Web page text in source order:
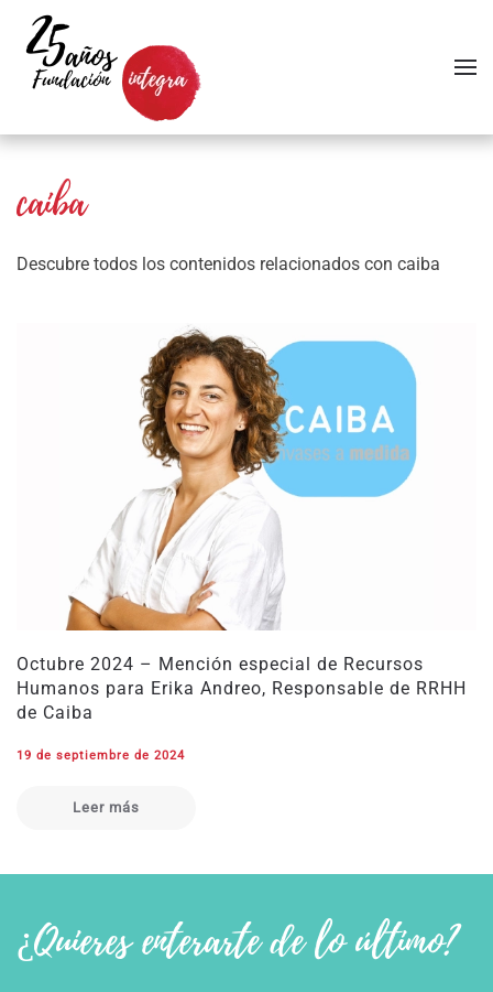
Skip to main content
caiba
Descubre todos los contenidos relacionados con caiba
Octubre 2024 – Mención especial de Recursos
Humanos para Erika Andreo, Responsable de RRHH
de Caiba
19 de septiembre de 2024
Leer más
¿Quieres enterarte de lo último?